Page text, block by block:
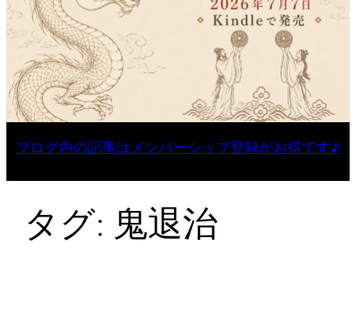
ブログ内の記事はメンバーシップ登録がお得です♪
タグ: 鬼退治